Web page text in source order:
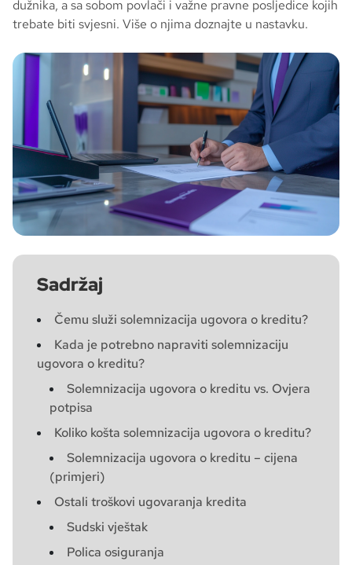
dužnika, a sa sobom povlači i važne pravne posljedice kojih
trebate biti svjesni. Više o njima doznajte u nastavku.
Sadržaj
Čemu služi solemnizacija ugovora o kreditu?
Kada je potrebno napraviti solemnizaciju
ugovora o kreditu?
Solemnizacija ugovora o kreditu vs. Ovjera
potpisa
Koliko košta solemnizacija ugovora o kreditu?
Solemnizacija ugovora o kreditu – cijena
(primjeri)
Ostali troškovi ugovaranja kredita
Sudski vještak
Polica osiguranja